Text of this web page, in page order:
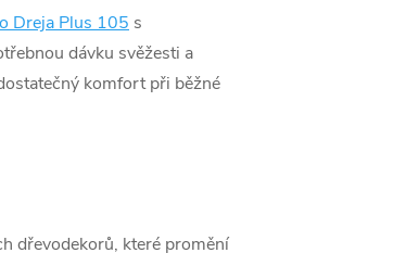
Dreja Plus 105 s
dávku svěžesti a
komfort při běžné
dřevodekorů, které promění